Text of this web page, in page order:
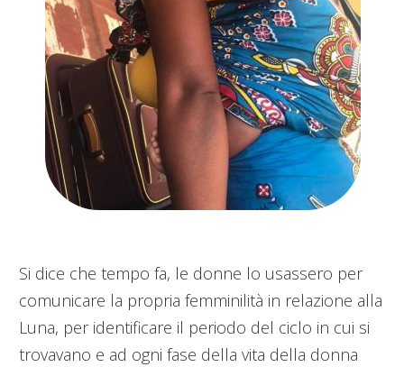
Si dice che tempo fa, le donne lo usassero per
comunicare la propria femminilità in relazione alla
Luna, per identificare il periodo del ciclo in cui si
trovavano e ad ogni fase della vita della donna